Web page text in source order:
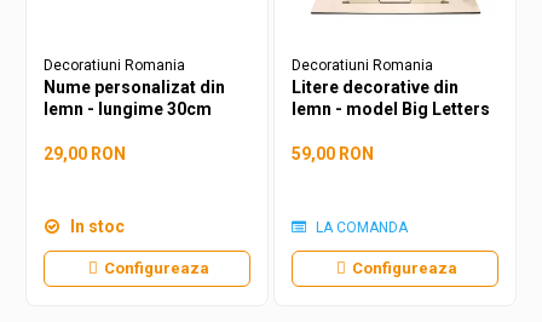
Decoratiuni Romania
Nume personalizat din
lemn - lungime 30cm
29,00 RON
In stoc
Configureaza
Decoratiuni Romania
Litere decorative din
lemn - model Big Letters
59,00 RON
LA COMANDA
Configureaza